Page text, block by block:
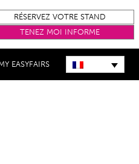
RÉSERVEZ VOTRE STAND
TENEZ MOI INFORME
EASYFAIRS